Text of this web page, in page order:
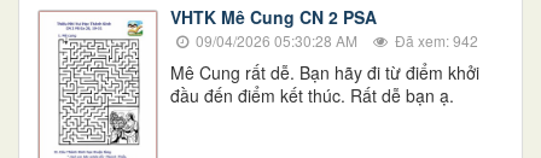
VHTK Mê Cung CN 2 PSA
09/04/2026 05:30:28 AM Đã xem: 942
​​​​​​​Mê Cung rất dễ. Bạn hãy đi từ điểm khởi
đầu đến điểm kết thúc. Rất dễ bạn ạ.